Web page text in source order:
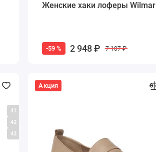
Женские хаки лоферы Wilmar
-59 % 2 948 ₽ 7 107 ₽
41
42
43
Акция